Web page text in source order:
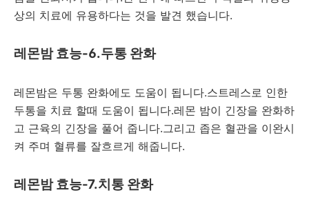
상의 치료에 유용하다는 것을 발견 했습니다.
레몬밤 효능-6.두통 완화
레몬밤은 두통 완화에도 도움이 됩니다.스트레스로 인한
두통을 치료 할때 도움이 됩니다.레몬 밤이 긴장을 완화하
고 근육의 긴장을 풀어 줍니다.그리고 좁은 혈관을 이완시
켜 주며 혈류를 잘흐르게 해줍니다.
레몬밤 효능-7.치통 완화